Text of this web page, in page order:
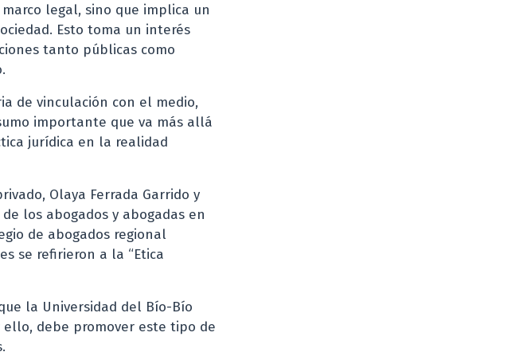
legal, sino que implica un
Esto toma un interés
tanto públicas como
de vinculación con el medio,
importante que va más allá
jurídica en la realidad
Olaya Ferrada Garrido y
los abogados y abogadas en
de abogados regional
se refirieron a la “Etica
la Universidad del Bío-Bío
debe promover este tipo de